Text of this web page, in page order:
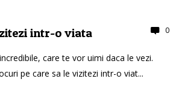
0
intr-o viata
care te vor uimi daca le vezi.
pe care sa le vizitezi intr-o viat...